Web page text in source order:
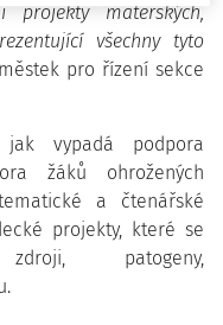
mateřských,
všechny tyto
pro řízení sekce
vypadá podpora
žáků ohrožených
a čtenářské
projekty, které se
patogeny,